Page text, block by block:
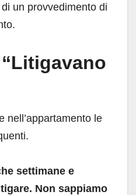
un provvedimento di
nell’appartamento le
settimane e
Non sappiamo